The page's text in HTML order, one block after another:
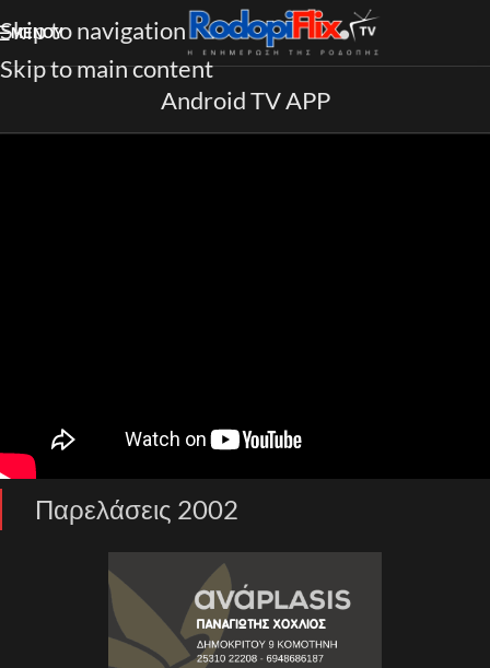
Skip to navigation
Skip to main content
ΜΕΝΟΎ
Android TV APP
Παρελάσεις 2002